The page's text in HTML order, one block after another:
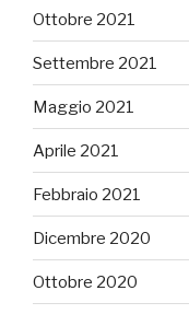
Ottobre 2021
Settembre 2021
Maggio 2021
Aprile 2021
Febbraio 2021
Dicembre 2020
Ottobre 2020